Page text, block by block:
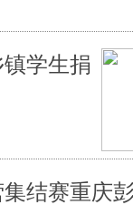
学生捐
结赛重庆